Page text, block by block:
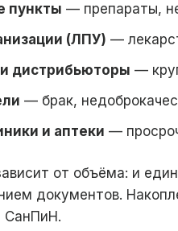
пункты — препараты,
(ЛПУ) —
дистрибьюторы —
— брак,
и аптеки —
от объёма: и
документов.
СанПиН.